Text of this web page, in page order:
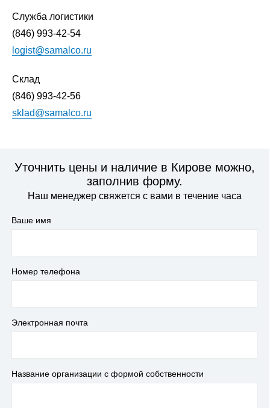
Служба логистики
(846) 993-42-54
logist@samalco.ru
Склад
(846) 993-42-56
sklad@samalco.ru
Уточнить цены и наличие в Кирове можно,
заполнив форму.
Наш менеджер свяжется с вами в течение часа
Ваше имя
Номер телефона
Электронная почта
Название организации с формой собственности